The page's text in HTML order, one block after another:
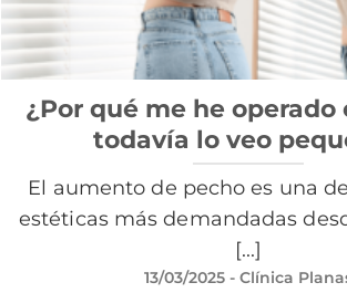
¿Por qué me he operado
todavía lo veo
El aumento de pecho es una
estéticas más demandadas
[...]
13/03/2025 - Clínica